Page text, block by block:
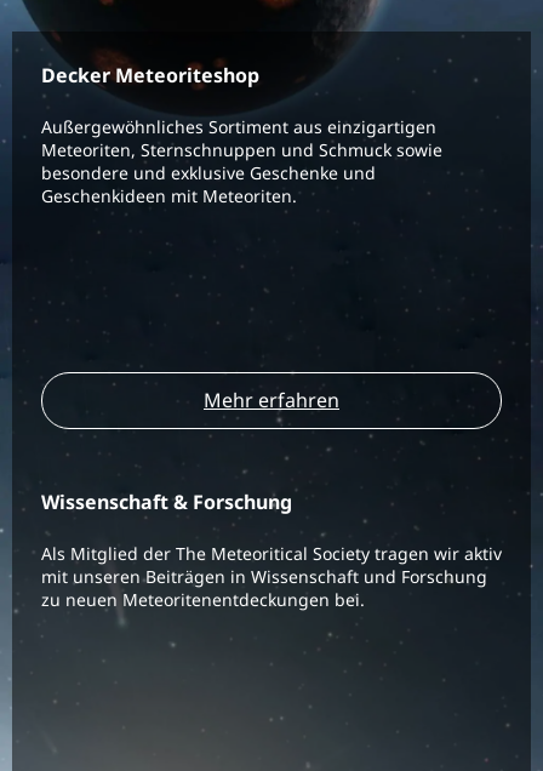
Decker Meteoriteshop
Außergewöhnliches Sortiment aus einzigartigen
Meteoriten, Sternschnuppen und Schmuck sowie
besondere und exklusive Geschenke und
Geschenkideen mit Meteoriten.
Mehr erfahren
Wissenschaft & Forschung
Als Mitglied der The Meteoritical Society tragen wir aktiv
mit unseren Beiträgen in Wissenschaft und Forschung
zu neuen Meteoritenentdeckungen bei.